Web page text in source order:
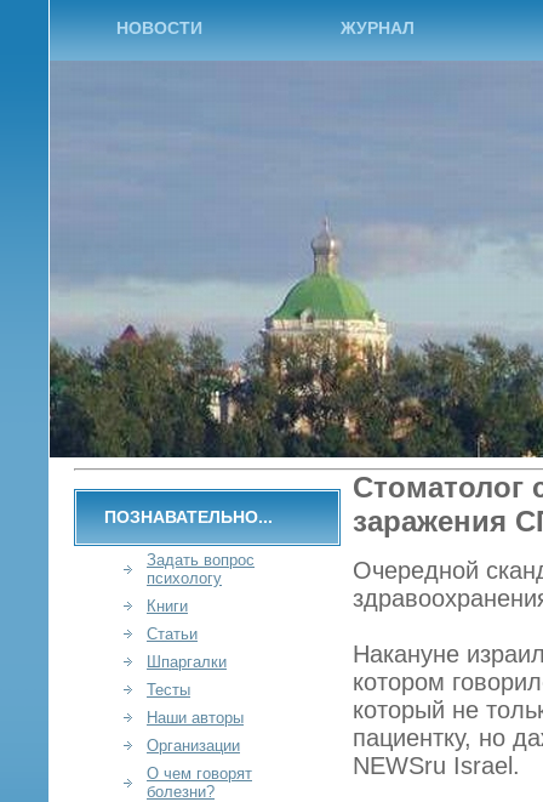
НОВОСТИ ЖУРНАЛ
Стоматолог
заражения
Очередной
Накануне
котором
который не
пациентку, но
NEWSru Israel.
ПОЗНАВАТЕЛЬНО...
Задать вопрос
психологу
Книги
Статьи
Шпаргалки
Тесты
Наши авторы
Организации
О чем говорят
болезни?